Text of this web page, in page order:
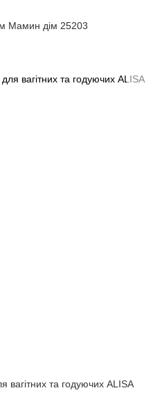
Мамин дім 25203
вагітних та годуючих ALISA